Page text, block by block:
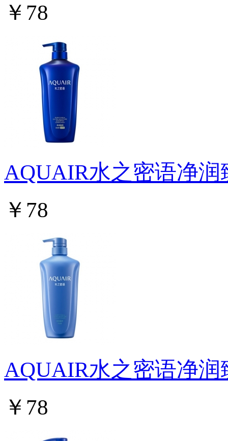
￥78
AQUAIR水之密语净
￥78
AQUAIR水之密语净润
￥78